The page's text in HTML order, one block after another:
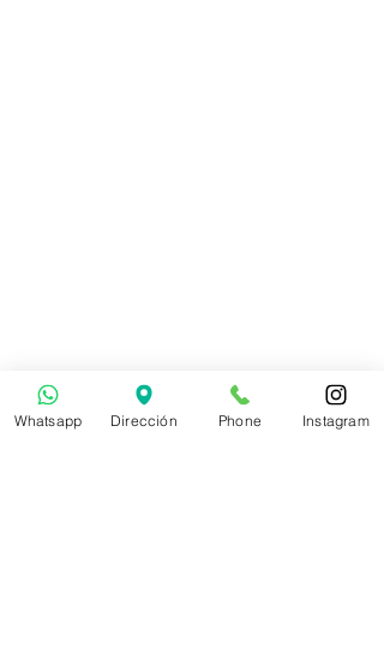
Whatsapp Dirección Phone Instagram